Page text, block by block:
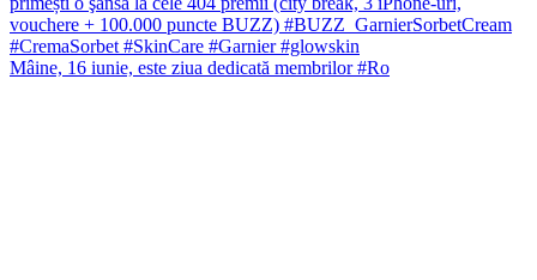
Mâine, 16 iunie, este ziua dedicată membrilor #Ro